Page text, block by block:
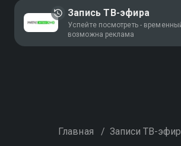
Запись ТВ-эфира
Успейте посмотреть -
возможна реклама
Главная / Записи ТВ-